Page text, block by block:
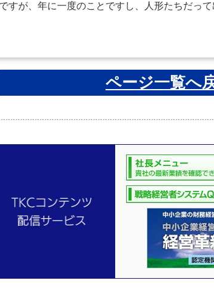
すが、年に一度のことですし、人形たちだっ
ページ一覧へ